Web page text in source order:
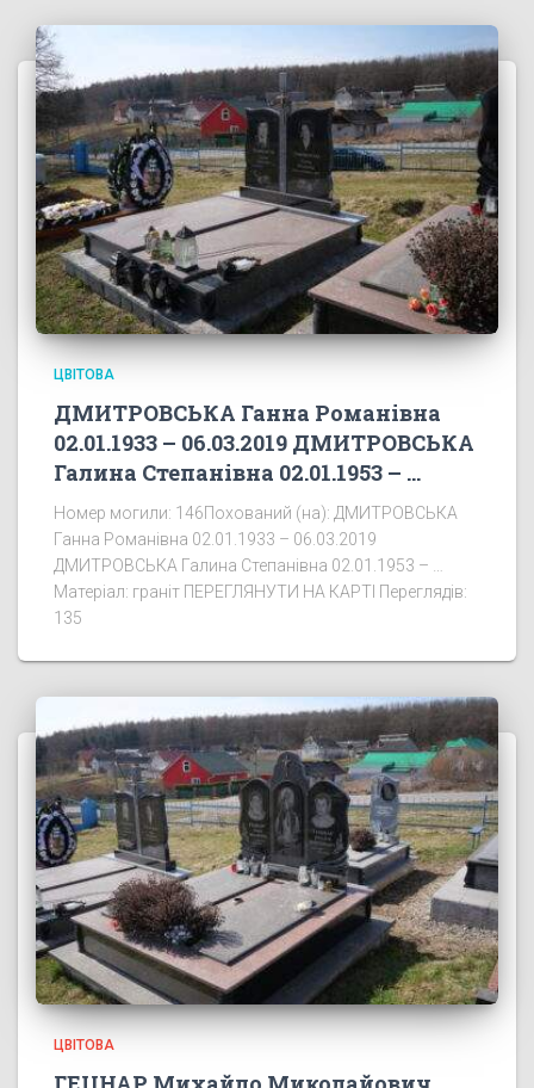
ЦВІТОВА
ДМИТРОВСЬКА Ганна Романівна
02.01.1933 – 06.03.2019 ДМИТРОВСЬКА
Галина Степанівна 02.01.1953 – …
Номер могили: 146Похований (на): ДМИТРОВСЬКА
Ганна Романівна 02.01.1933 – 06.03.2019
ДМИТРОВСЬКА Галина Степанівна 02.01.1953 – …
Матеріал: граніт ПЕРЕГЛЯНУТИ НА КАРТІ Переглядів:
135
ЦВІТОВА